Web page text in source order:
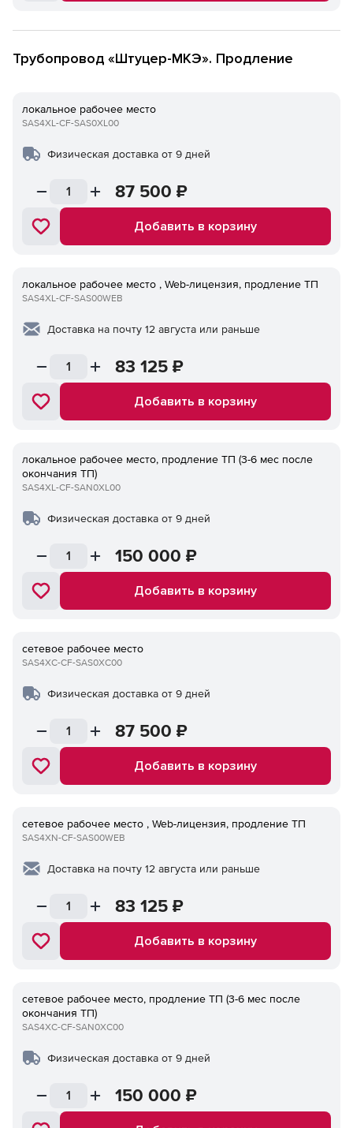
Трубопровод «Штуцер-МКЭ». Продление
локальное рабочее место
SAS4XL-CF-SAS0XL00
Физическая доставка от 9 дней
87 500 ₽
Добавить в корзину
локальное рабочее место , Web-лицензия, продление ТП
SAS4XL-CF-SAS00WEB
Доставка на почту 12 августа или раньше
83 125 ₽
Добавить в корзину
локальное рабочее место, продление ТП (3-6 мес после
окончания ТП)
SAS4XL-CF-SAN0XL00
Физическая доставка от 9 дней
150 000 ₽
Добавить в корзину
сетевое рабочее место
SAS4XC-CF-SAS0XC00
Физическая доставка от 9 дней
87 500 ₽
Добавить в корзину
сетевое рабочее место , Web-лицензия, продление ТП
SAS4XN-CF-SAS00WEB
Доставка на почту 12 августа или раньше
83 125 ₽
Добавить в корзину
сетевое рабочее место, продление ТП (3-6 мес после
окончания ТП)
SAS4XC-CF-SAN0XC00
Физическая доставка от 9 дней
150 000 ₽